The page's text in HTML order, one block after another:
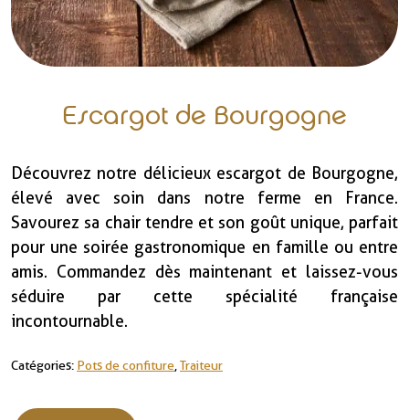
Escargot de Bourgogne
Découvrez notre délicieux escargot de Bourgogne,
élevé avec soin dans notre ferme en France.
Savourez sa chair tendre et son goût unique, parfait
pour une soirée gastronomique en famille ou entre
amis. Commandez dès maintenant et laissez-vous
séduire par cette spécialité française
incontournable.
Catégories : Pots de confiture Traiteur